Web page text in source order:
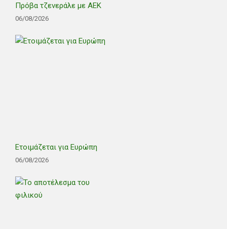
Πρόβα τζενεράλε με ΑΕΚ
06/08/2026
Ετοιμάζεται για Ευρώπη
06/08/2026